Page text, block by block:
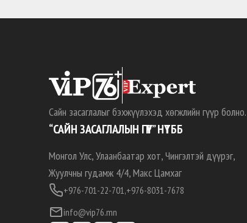
Сайн засаглалыг бэхжүүлэхэд хөгжлийн гүүр болно.
“САЙН ЗАСАГЛАЛЫН ГҮҮР” НҮТББ
Монгол Улс, Улаанбаатар хот, Чингэлтэй дүүрэг,
Жуулчны гудамж 4/4, Макс Цамхаг
+976-701-22-701,+976-8031-7678
info@vip76.mn